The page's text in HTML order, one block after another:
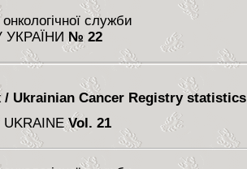
служби
№ 22
/ Ukrainian Cancer Registry statistics
UKRAINEVol. 21